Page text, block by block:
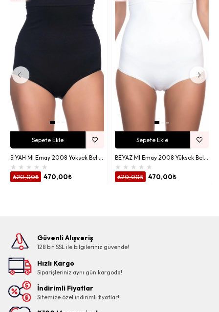
★ ★ ★ ★ ★
470,00₺
620,00₺
Sepete Ekle
BEYAZ MI Emay 2008 Yüksek Bel Slıp Korse
★ ★ ★ ★ ★
470,00₺
620,00₺
Sepete Ekle
Güvenli Alışveriş
128 bit SSL ile bilgileriniz güvende!
Hızlı Kargo
Siparişleriniz aynı gün kargoda!
İndirimli Fiyatlar
Sitemize özel indirimli fiyatlar!